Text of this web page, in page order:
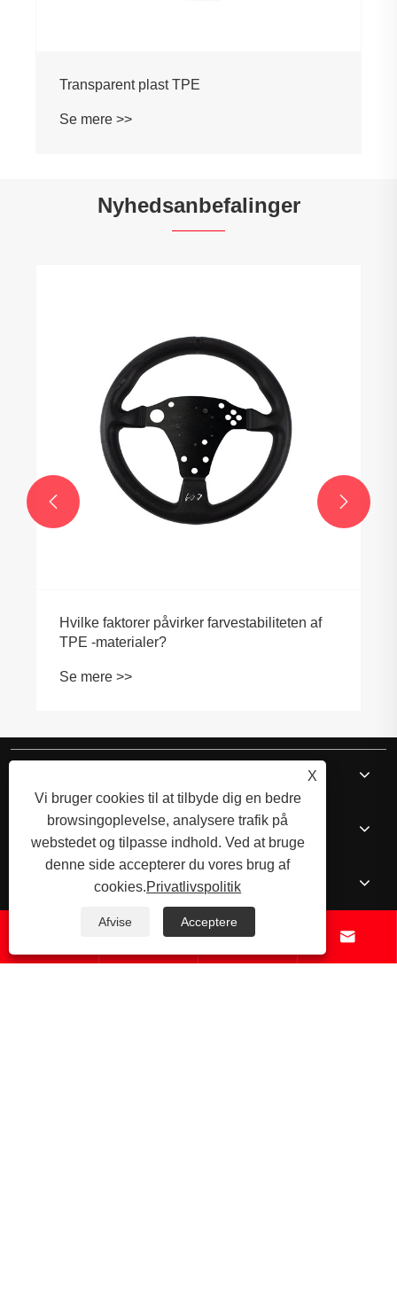
Transparent plast TPE
Se mere >>
Nyhedsanbefalinger
Hvilke faktorer påvirker farvestabiliteten af ​​
TPE -materialer?
Se mere >>
 
Kerneprodukter
 
X
Vi bruger cookies til at tilbyde dig en bedre
browsingoplevelse, analysere trafik på
webstedet og tilpasse indhold. Ved at bruge
denne side accepterer du vores brug af
cookies.Privatlivspolitik
Afvise Acceptere